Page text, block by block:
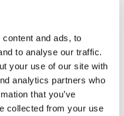
and ads, to
to analyse our traffic.
your use of our site with
analytics partners who
that you’ve
collected from your use
iconique et populaire
contact avec le cadre,